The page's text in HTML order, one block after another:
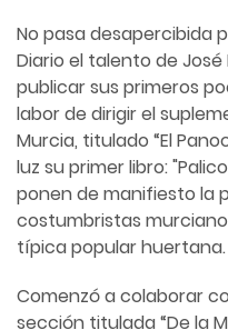
No pasa desapercibida
Diario el talento de
publicar sus primeros
labor de dirigir el
Murcia, titulado “El
luz su primer libro:
ponen de manifiesto la
costumbristas
típica popular huertana.
Comenzó a colaborar
sección titulada “De la